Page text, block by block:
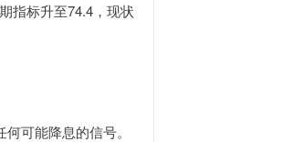
指标升至74.4，现状
可能降息的信号。